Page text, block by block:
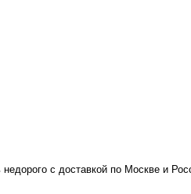
с доставкой по Москве и